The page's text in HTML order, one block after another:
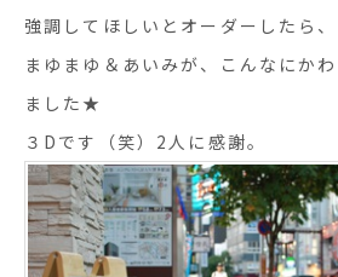
強調してほしいとオーダーしたら、
まゆまゆ＆あいみが、こんなにか
ました★
３Dです（笑）2人に感謝。